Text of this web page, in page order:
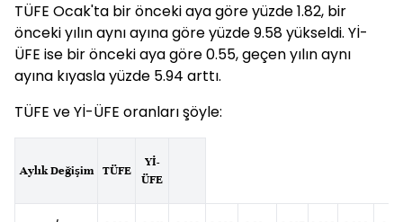
TÜFE Ocak'ta bir önceki aya göre yüzde 1.82, bir
önceki yılın aynı ayına göre yüzde 9.58 yükseldi. Yİ-
ÜFE ise bir önceki aya göre 0.55, geçen yılın aynı
ayına kıyasla yüzde 5.94 arttı.
TÜFE ve Yİ-ÜFE oranları şöyle:
Aylık Değişim TÜFE
Yİ-
ÜFE